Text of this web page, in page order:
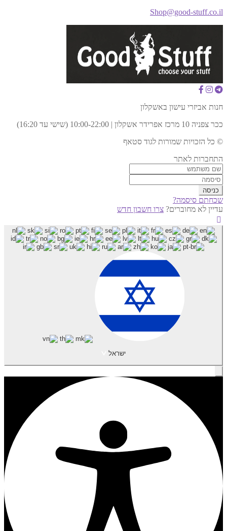
Shop@good-stuff.co.il
חנות אביזרי עישון באשקלון
ככר צפניה 10 מרכז אפרידר אשקלון | 10:00-22:00 (שישי עד 16:20)
© כל הזכויות שמורות לגוד סטאף
התחברות לאתר
שכחתם סיסמה?
עדיין לא מחוברים? צרו חשבון חדש
ישראל